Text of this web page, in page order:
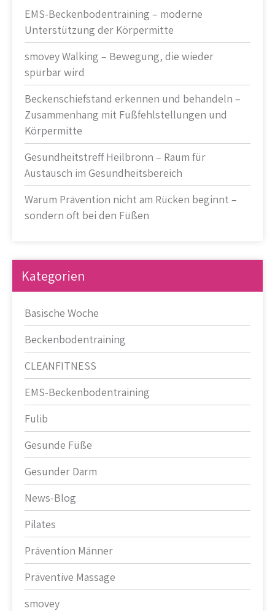
EMS-Beckenbodentraining – moderne
Unterstützung der Körpermitte
smovey Walking – Bewegung, die wieder
spürbar wird
Beckenschiefstand erkennen und behandeln –
Zusammenhang mit Fußfehlstellungen und
Körpermitte
Gesundheitstreff Heilbronn – Raum für
Austausch im Gesundheitsbereich
Warum Prävention nicht am Rücken beginnt –
sondern oft bei den Füßen
Kategorien
Basische Woche
Beckenbodentraining
CLEANFITNESS
EMS-Beckenbodentraining
Fulib
Gesunde Füße
Gesunder Darm
News-Blog
Pilates
Prävention Männer
Präventive Massage
smovey